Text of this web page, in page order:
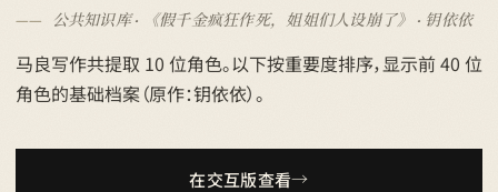
公共知识库 · 《假千金疯狂作死，姐姐们人设崩了》 · 钥依依
马良写作共提取 10 位角色。以下按重要度排序，显示前 40 位
角色的基础档案（原作：钥依依）。
在交互版查看